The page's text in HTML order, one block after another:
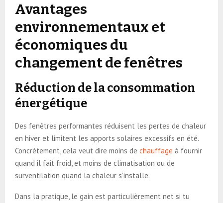
Avantages
environnementaux et
économiques du
changement de fenêtres
Réduction de la consommation
énergétique
Des fenêtres performantes réduisent les pertes de chaleur
en hiver et limitent les apports solaires excessifs en été.
Concrètement, cela veut dire moins de chauffage à fournir
quand il fait froid, et moins de climatisation ou de
surventilation quand la chaleur s’installe.
Dans la pratique, le gain est particulièrement net si tu